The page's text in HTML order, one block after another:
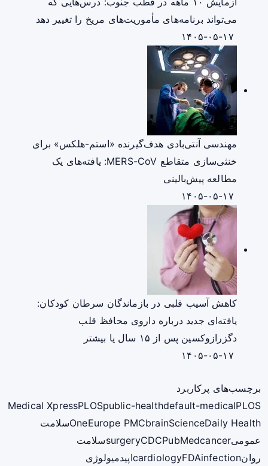
می‌تواند برنامه‌های مأموریت‌های مریخ را تغییر دهد
مهندسی آنتی‌بادی هدف‌گیرنده «استم-هلکس» برای
خنثی‌سازی متقاطع MERS-CoV: یافته‌های یک
مطالعه پیش‌بالینی
کاهش آسیب قلبی در بازماندگان سرطان کودکان:
یافته‌ای جدید درباره داروی محافظ قلب
دگزرازوکسین پس از ۱۵ سال یا بیشتر
برچسب‌های پرکاربرد
Medical XpressPLOSpublic-healthdefault-medicalPLOS
OneEurope PMCbrainScienceDaily Health
سلامت
عمومی
surgeryCDCPubMedcancer
سلامت
روان
cardiologyFDAinfection اپیدمیولوژی